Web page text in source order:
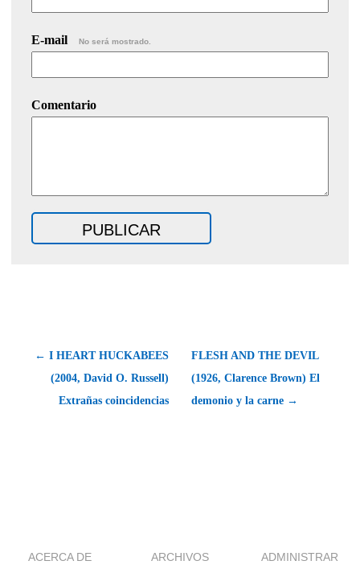
E-mail No será mostrado.
Comentario
← I HEART HUCKABEES
(2004, David O. Russell)
Extrañas coincidencias
FLESH AND THE DEVIL
(1926, Clarence Brown) El
demonio y la carne →
ACERCA DE ARCHIVOS ADMINISTRAR